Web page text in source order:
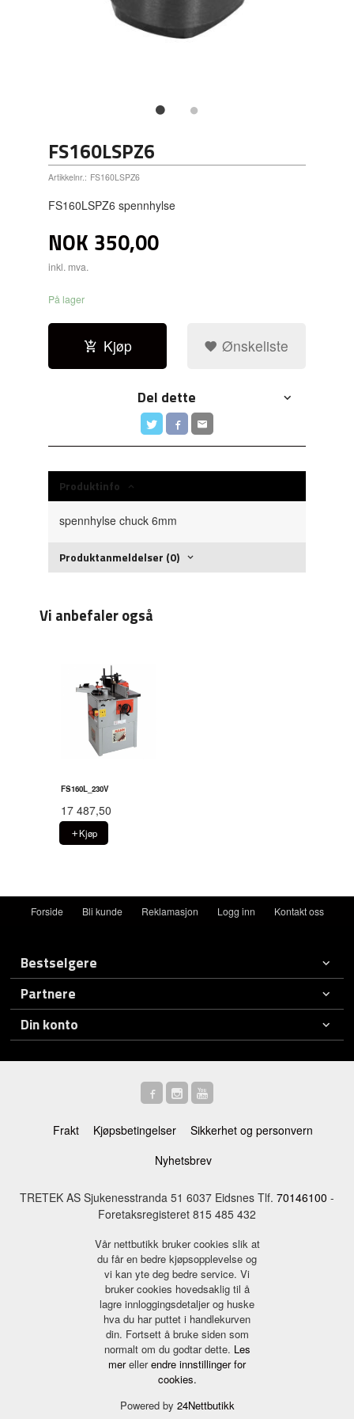
FS160LSPZ6
Artikkelnr.: FS160LSPZ6
FS160LSPZ6 spennhylse
NOK 350,00
inkl. mva.
På lager
Kjøp Ønskeliste
Del dette
Produktinfo
spennhylse chuck 6mm
Produktanmeldelser (0)
Vi anbefaler også
FS160L_230V
17 487,50
Kjøp
Forside Bli kunde Reklamasjon Logg inn Kontakt oss
Bestselgere
Partnere
Din konto
Frakt Kjøpsbetingelser
Sikkerhet og personvern
Nyhetsbrev
TRETEK AS Sjukenesstranda 51 6037 Eidsnes Tlf. 70146100 -
Foretaksregisteret 815 485 432
Vår nettbutikk bruker cookies slik at
du får en bedre kjøpsopplevelse og
vi kan yte deg bedre service. Vi
bruker cookies hovedsaklig til å
lagre innloggingsdetaljer og huske
hva du har puttet i handlekurven
din. Fortsett å bruke siden som
normalt om du godtar dette. Les
merellerendre innstillinger for
cookies.
Powered by 24Nettbutikk